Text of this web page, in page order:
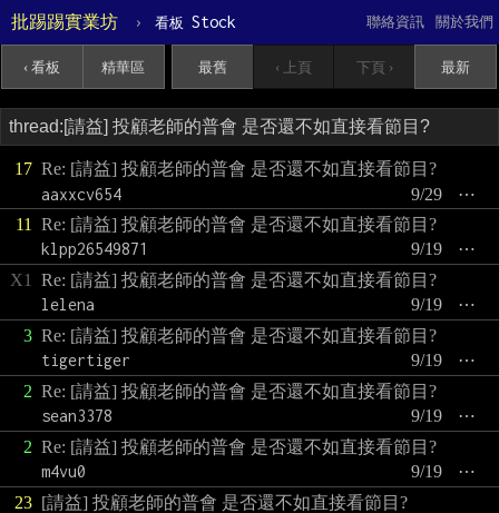
批踢踢實業坊 › 看板 Stock 關於我們
聯絡資訊
‹ 看板 精華區 最舊 ‹ 上頁 下頁 › 最新
17 Re: [請益] 投顧老師的普會 是否還不如直接看節目?
aaxxcv654
⋯
9/29
11
Re: [請益] 投顧老師的普會 是否還不如直接看節目?
klpp26549871
⋯
9/19
X1
Re: [請益] 投顧老師的普會 是否還不如直接看節目?
lelena
⋯
9/19
3 Re: [請益] 投顧老師的普會 是否還不如直接看節目?
tigertiger
⋯
9/19
2 Re: [請益] 投顧老師的普會 是否還不如直接看節目?
sean3378
⋯
9/19
2 Re: [請益] 投顧老師的普會 是否還不如直接看節目?
m4vu0
⋯
9/19
23 [請益] 投顧老師的普會 是否還不如直接看節目?